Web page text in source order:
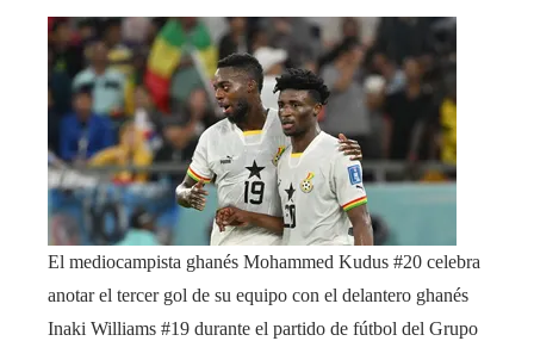
El mediocampista ghanés Mohammed Kudus #20 celebra
anotar el tercer gol de su equipo con el delantero ghanés
Inaki Williams #19 durante el partido de fútbol del Grupo